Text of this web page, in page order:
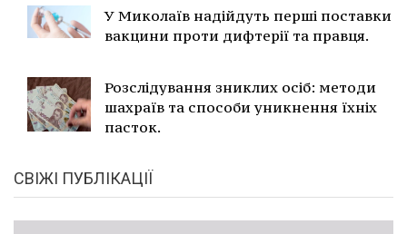
У Миколаїв надійдуть перші поставки
вакцини проти дифтерії та правця.
Розслідування зниклих осіб: методи
шахраїв та способи уникнення їхніх
пасток.
СВІЖІ ПУБЛІКАЦІЇ